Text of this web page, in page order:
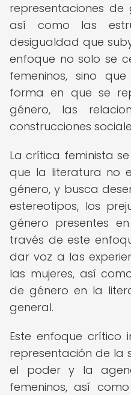
representaciones
así como las
desigualdad que
enfoque no solo se
femeninos, sino
forma en que se
género, las
construcciones
La crítica feminista
que la literatura no
género, y busca
estereotipos, los
género presentes
través de este
dar voz a las
las mujeres, así
de género en la
general.
Este enfoque crítico
representación de la
el poder y la
femeninos, así